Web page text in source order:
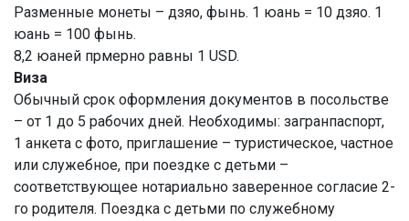
Разменные монеты – дзяо, фынь. 1 юань = 10 дзяо. 1
юань = 100 фынь.
8,2 юаней прмерно равны 1 USD.
Виза
Обычный срок оформления документов в посольстве
– от 1 до 5 рабочих дней. Необходимы: загранпаспорт,
1 анкета с фото, приглашение – туристическое, частное
или служебное, при поездке с детьми –
соответствующее нотариально заверенное согласие 2-
го родителя. Поездка с детьми по служебному